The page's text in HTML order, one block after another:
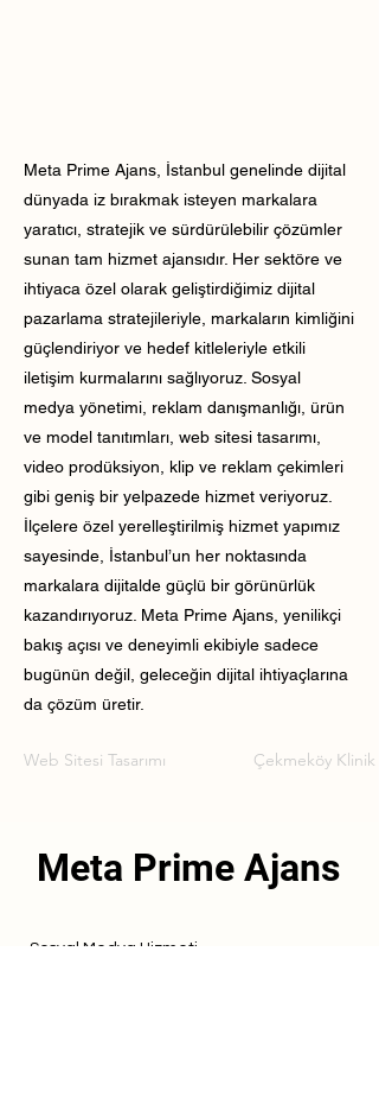
Meta Prime Ajans, İstanbul genelinde dijital
dünyada iz bırakmak isteyen markalara
yaratıcı, stratejik ve sürdürülebilir çözümler
sunan tam hizmet ajansıdır. Her sektöre ve
ihtiyaca özel olarak geliştirdiğimiz dijital
pazarlama stratejileriyle, markaların kimliğini
güçlendiriyor ve hedef kitleleriyle etkili
iletişim kurmalarını sağlıyoruz. Sosyal
medya yönetimi, reklam danışmanlığı, ürün
ve model tanıtımları, web sitesi tasarımı,
video prodüksiyon, klip ve reklam çekimleri
gibi geniş bir yelpazede hizmet veriyoruz.
İlçelere özel yerelleştirilmiş hizmet yapımız
sayesinde, İstanbul’un her noktasında
markalara dijitalde güçlü bir görünürlük
kazandırıyoruz. Meta Prime Ajans, yenilikçi
bakış açısı ve deneyimli ekibiyle sadece
bugünün değil, geleceğin dijital ihtiyaçlarına
da çözüm üretir.
Web Sitesi Tasarımı Çekmeköy Klinik
Meta Prime Ajans
Sosyal Medya Hizmeti